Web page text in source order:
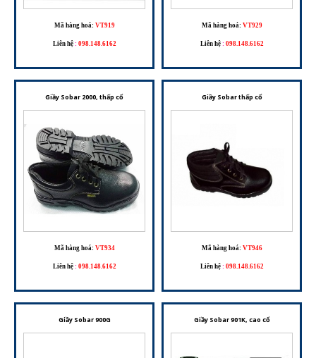
Mã hàng hoá: VT919
Liên hệ : 098.148.6162
Mã hàng hoá: VT929
Liên hệ : 098.148.6162
Giầy Sobar 2000, thấp cổ
Mã hàng hoá: VT934
Liên hệ : 098.148.6162
Giầy Sobar thấp cổ
Mã hàng hoá: VT946
Liên hệ : 098.148.6162
Giầy Sobar 900G Giầy Sobar 901K, cao cổ